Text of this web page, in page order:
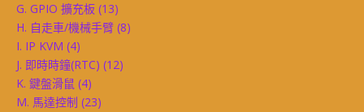
G. GPIO 擴充板 (13)
H. 自走車/機械手臂 (8)
I. IP KVM (4)
J. 即時時鐘(RTC) (12)
K. 鍵盤滑鼠 (4)
M. 馬達控制 (23)